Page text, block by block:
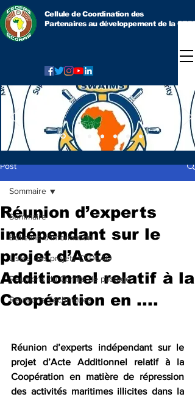
Cellule de Coordination des
Partenaires au développement de la
Post
Sommaire
Bulletins d'information
Listes des projets CEDEAO
Reunions du Comité de pilotage
Reunions Techniques
Sommaire
Réunion d’experts
indépendant sur le
projet d’Acte
Additionnel relatif à la
Coopération en ....
Réunion d’experts indépendant sur le
projet d’Acte Additionnel relatif à la
Coopération en matière de répression
des activités maritimes illicites dans la